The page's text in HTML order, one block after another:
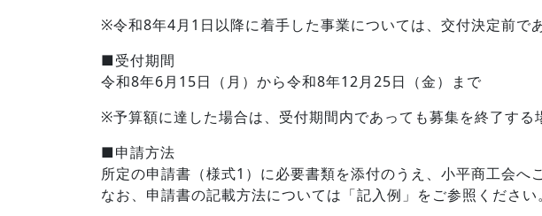
※令和8年4月1日以降に着手した事業については、交付決定前で
■受付期間
令和8年6月15日（月）から令和8年12月25日（金）まで
※予算額に達した場合は、受付期間内であっても募集を終了する
■申請方法
所定の申請書（様式1）に必要書類を添付のうえ、小平商工会へ
なお、申請書の記載方法については「記入例」をご参照ください。